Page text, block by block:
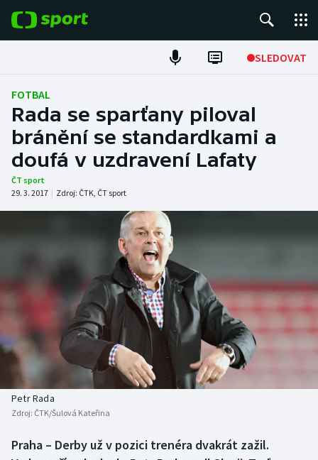
SLEDOVAT
Fotbal
Hokej
Tenis
Atletika
DALŠÍ SPORTY
Americký fotbal
Baseball a softbal
Basketbal
Biatlon
NEPŘEHLÉDNĚTE
Soutěže
Historické návraty
Aplikace ČT sport
FOTBAL
Rada se sparťany piloval
bránění se standardkami a
doufá v uzdravení Lafaty
ČT sport
29. 3. 2017 | Zdroj: ČTK, ČT sport
Petr Rada
Zdroj: ČTK/Šulová Kateřina
Praha – Derby už v pozici trenéra dvakrát zažil.